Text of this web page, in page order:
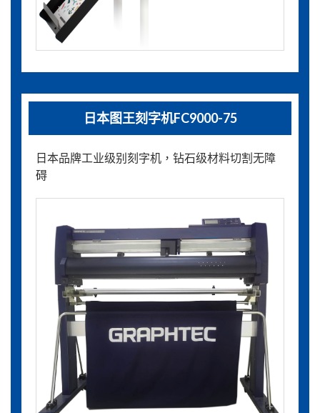
日本图王刻字机FC9000-75
日本品牌工业级别刻字机，钻石级材料切割无障
碍